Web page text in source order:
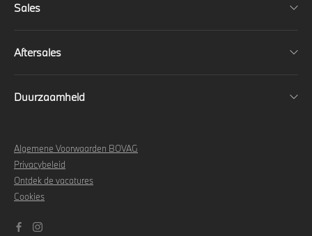
Sales
Aftersales
Duurzaamheid
Algemene Voorwaarden BOVAG
Privacybeleid
Ontdek de vacatures
Cookies